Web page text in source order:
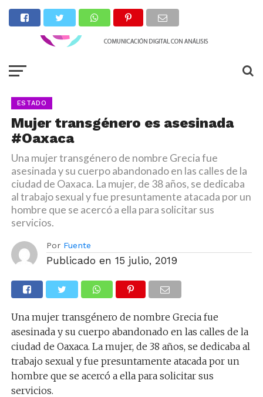
ESTADO
Mujer transgénero es asesinada
#Oaxaca
Una mujer transgénero de nombre Grecia fue
asesinada y su cuerpo abandonado en las calles de la
ciudad de Oaxaca. La mujer, de 38 años, se dedicaba
al trabajo sexual y fue presuntamente atacada por un
hombre que se acercó a ella para solicitar sus
servicios.
Por Fuente
Publicado en 15 julio, 2019
Una mujer transgénero de nombre Grecia fue
asesinada y su cuerpo abandonado en las calles de la
ciudad de Oaxaca. La mujer, de 38 años, se dedicaba al
trabajo sexual y fue presuntamente atacada por un
hombre que se acercó a ella para solicitar sus
servicios.